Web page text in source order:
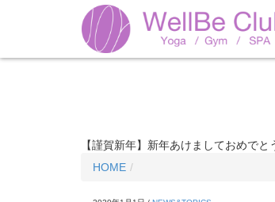
【謹賀新年】新年あけましておめで
HOME